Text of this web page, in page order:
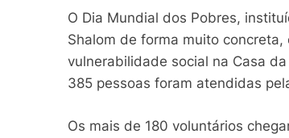
O Dia Mundial dos Pobres,
Shalom de forma muito
vulnerabilidade social na Casa
385 pessoas foram atendidas
Os mais de 180 voluntários